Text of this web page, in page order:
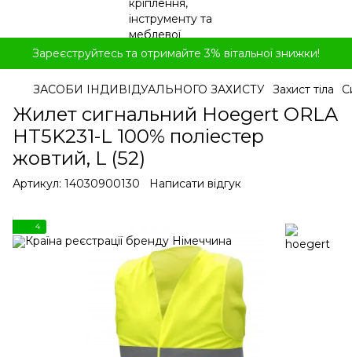
Зареєструйтесь та отримайте 3% вітальної знижки!
ЗАСОБИ ІНДИВІДУАЛЬНОГО ЗАХИСТУ Захист тіла
Жилет сигнальний Hoegert ORLA
HT5K231-L 100% поліестер
жовтий, L (52)
Артикул: 14030900130 Написати відгук
4